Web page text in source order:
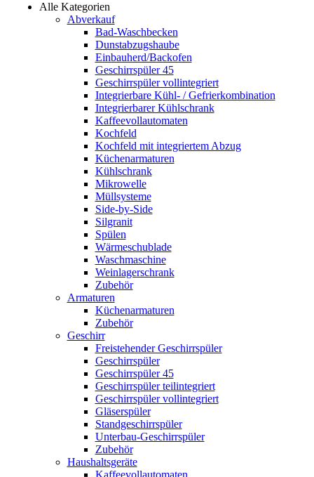
Alle Kategorien
Abverkauf
Bad-Waschbecken
Dunstabzugshaube
Einbauherd/Backofen
Geschirrspüler 45
Geschirrspüler vollintegriert
Integrierbare Kühl- / Gefrierkombination
Integrierbarer Kühlschrank
Kaffeevollautomaten
Kochfeld
Kochfeld mit integriertem Abzug
Küchenarmaturen
Kühlschrank
Mikrowelle
Müllsysteme
Side-by-Side
Silgranit
Spülen
Wärmeschublade
Waschmaschine
Weinlagerschrank
Zubehör
Armaturen
Küchenarmaturen
Zubehör
Geschirr
Freistehender Geschirrspüler
Geschirrspüler
Geschirrspüler 45
Geschirrspüler teilintegriert
Geschirrspüler vollintegriert
Gläserspüler
Standgeschirrspüler
Unterbau-Geschirrspüler
Zubehör
Haushaltsgeräte
Kaffeevollautomaten